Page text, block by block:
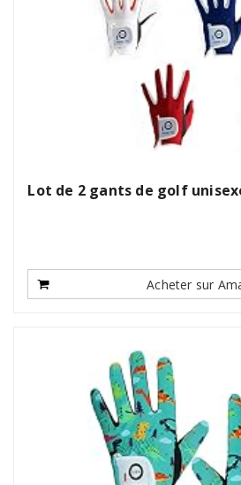
Lot de 2 gants de golf
Acheter sur